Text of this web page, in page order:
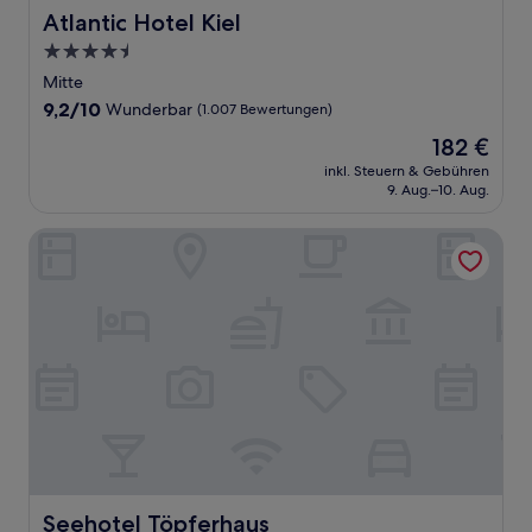
Atlantic Hotel Kiel
Atlantic Hotel Kiel
4.5-
Sterne-
Unterkunft
Mitte
9.2
9,2/10 Wunderbar (1.007 Bewertungen)
Der
Preis
beträgt
182 €
inkl. Steuern & Gebühren
9. Aug.–10. Aug.
Seehotel Töpferhaus
Seehotel Töpferhaus